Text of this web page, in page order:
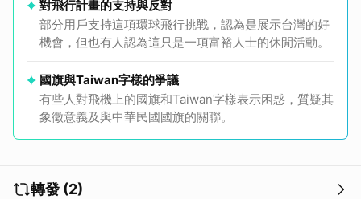
對飛行計畫的支持與反對
部分用戶支持這項環球飛行挑戰，認為是展示台灣的好
機會，但也有人認為這只是一項富裕人士的休閒活動。
國旗與Taiwan字樣的爭議
有些人對飛機上的國旗和Taiwan字樣表示困惑，質疑其
象徵意義及與中華民國國旗的關聯。
轉發 (2)